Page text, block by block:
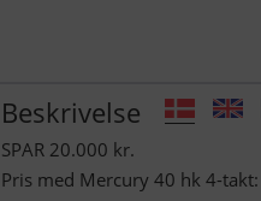
Beskrivelse
SPAR 20.000 kr.
Pris med Mercury 40 hk 4-